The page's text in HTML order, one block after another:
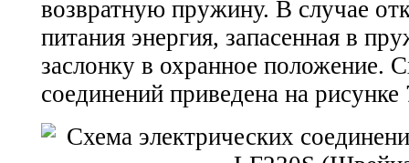
возвратную пружину. В случае
питания энергия, запасенная в
заслонку в охранное положение.
соединений приведена на рисунке